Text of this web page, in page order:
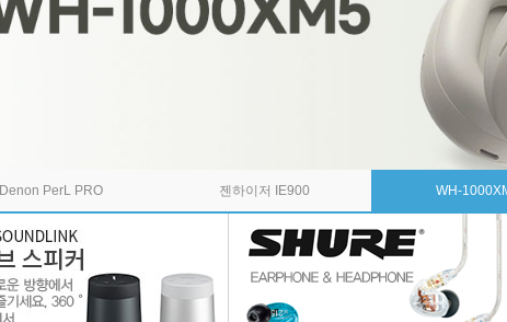
Denon PerL PRO 젠하이저 IE900 WH-